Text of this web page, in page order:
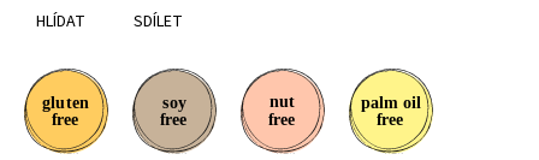
HLÍDAT SDÍLET